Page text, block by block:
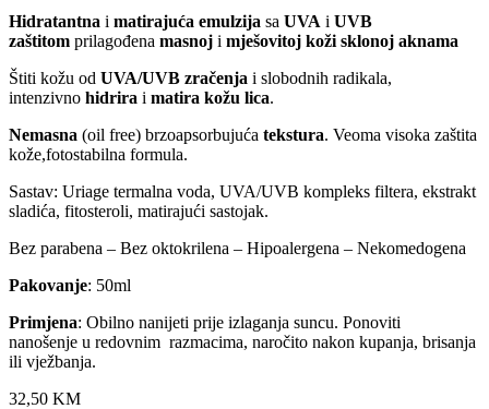
Hidratantna i matirajuća emulzija sa UVA i UVB
zaštitom prilagođena masnoj i mješovitoj koži sklonoj aknama
Štiti kožu od UVA/UVB zračenja i slobodnih radikala,
intenzivno hidrira i matira kožu lica.
Nemasna (oil free) brzoapsorbujuća tekstura. Veoma visoka zaštita
kože,fotostabilna formula.
Sastav: Uriage termalna voda, UVA/UVB kompleks filtera, ekstrakt
sladića, fitosteroli, matirajući sastojak.
Bez parabena – Bez oktokrilena – Hipoalergena – Nekomedogena
Pakovanje: 50ml
Primjena: Obilno nanijeti prije izlaganja suncu. Ponoviti
nanošenje u redovnim razmacima, naročito nakon kupanja, brisanja
ili vježbanja.
32,50 KM